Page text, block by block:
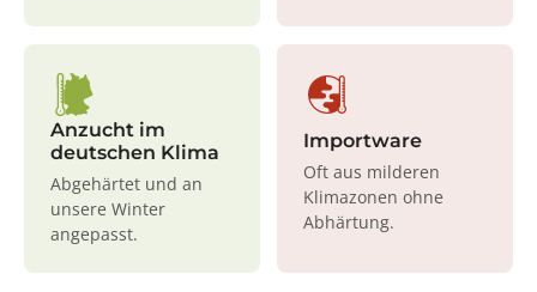
Anzucht im
deutschen Klima
Abgehärtet und an
unsere Winter
angepasst.
Importware
Oft aus milderen
Klimazonen ohne
Abhärtung.